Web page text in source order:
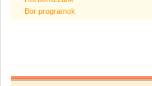
Bor programok